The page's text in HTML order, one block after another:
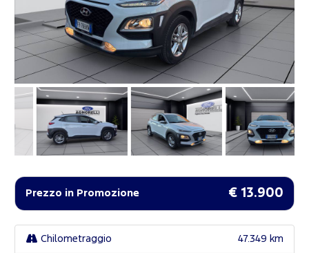
Prezzo in Promozione € 13.900
Chilometraggio 47.349 km